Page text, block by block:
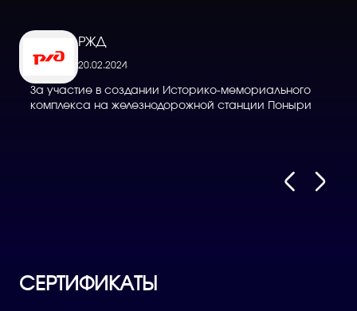
РЖД
20.02.2024
За участие в создании Историко-мемориального
комплекса на железнодорожной станции Поныри
СЕРТИФИКАТЫ